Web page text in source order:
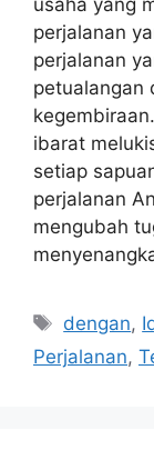
perjalanan
perjalanan
petualangan
ibarat
setiap
perjalanan
mengubah
Tags
dengan,
Perjalanan,